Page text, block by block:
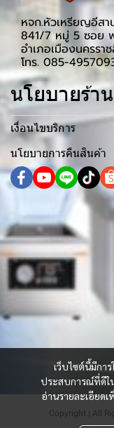
เว็บไซต์นี้มีกา
ประสบการณ์ที่ดีใ
อ่านรายละเอียด
หจก.หัวเหรียญอีสา
841/7 หมู่ 5 ซอย
อำเภอเมืองนครร
โทร. 085-
นโยบายร้า
เงื่อนไขบริการ
นโยบายการคืนสินค้า
Copyright | All